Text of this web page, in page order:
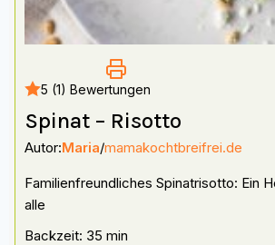
5 (1) Bewertungen
Spinat – Risotto
Autor:Maria/mamakochtbreifrei.de
Familienfreundliches Spinatrisotto: Ein
alle
Backzeit: 35 min